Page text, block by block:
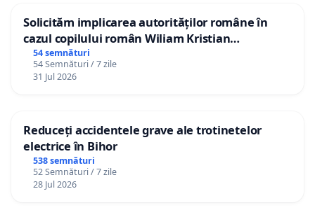
Solicităm implicarea autorităților române în
cazul copilului român Wiliam Kristian
Gheorghe, aflat în plasament în Danemarca de
12 ani
54 semnături
54 Semnături / 7 zile
31 Jul 2026
Reduceți accidentele grave ale trotinetelor
electrice în Bihor
538 semnături
52 Semnături / 7 zile
28 Jul 2026